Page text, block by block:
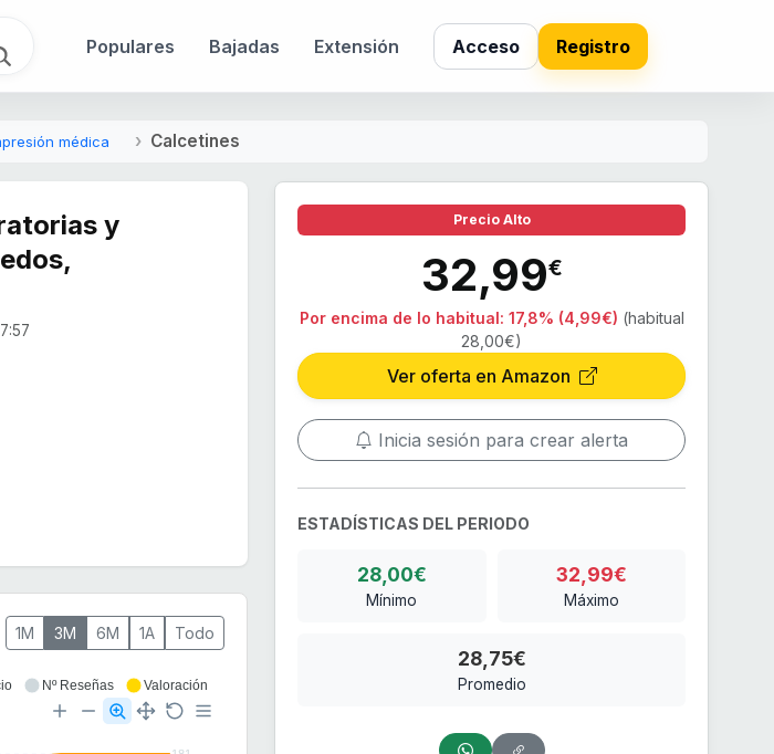
Populares Bajadas Extensión Acceso Registro
médica Calcetines
y
1M 3M 6M 1A Todo
Nº Reseñas Valoración
Precio Alto
32,99€
Por encima de lo habitual: 17,8% (4,99€) (habitual
28,00€)
Ver oferta en Amazon
Inicia sesión para crear alerta
ESTADÍSTICAS DEL PERIODO
28,00€
Mínimo
32,99€
Máximo
28,75€
Promedio